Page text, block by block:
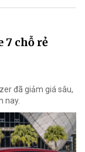
7 chỗ rẻ
đã giảm giá sâu,
nay.